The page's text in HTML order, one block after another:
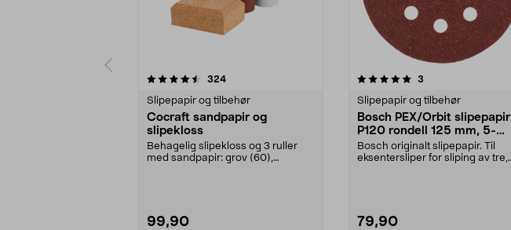
324anmeldelser
Slipepapir og tilbehør
Cocraft sandpapir og
slipekloss
Behagelig slipekloss og 3 ruller
med sandpapir: grov (60),
99,90
5.0 av 5 stjerner 3
Slipepapir og tilbehør
Bosch PEX/Orbit slipepapir
P120 rondell 125 mm, 5-
pakning
Bosch originalt slipepapir. Til
eksentersliper for sliping av tre,
79,90
4.5 av 5 stjerner